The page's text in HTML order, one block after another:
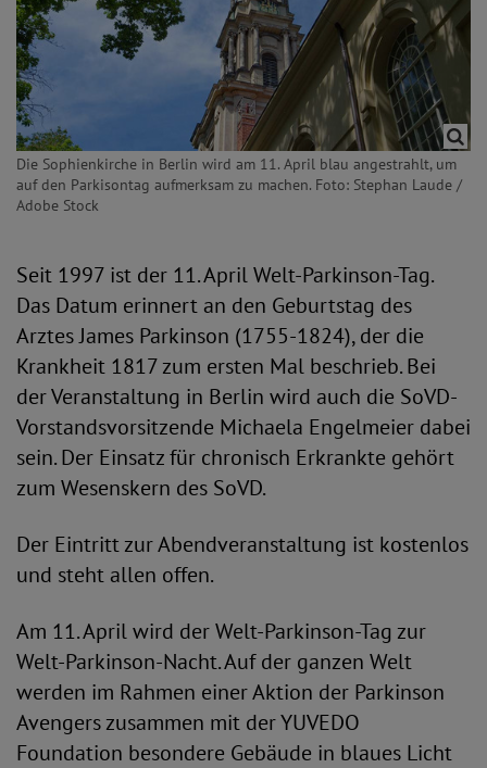
Die Sophienkirche in Berlin wird am 11. April blau angestrahlt, um
auf den Parkisontag aufmerksam zu machen. Foto: Stephan Laude /
Adobe Stock
Seit 1997 ist der 11. April Welt-Parkinson-Tag.
Das Datum erinnert an den Geburtstag des
Arztes James Parkinson (1755-1824), der die
Krankheit 1817 zum ersten Mal beschrieb. Bei
der Veranstaltung in Berlin wird auch die SoVD-
Vorstandsvorsitzende Michaela Engelmeier dabei
sein. Der Einsatz für chronisch Erkrankte gehört
zum Wesenskern des SoVD.
Der Eintritt zur Abendveranstaltung ist kostenlos
und steht allen offen.
Am 11. April wird der Welt-Parkinson-Tag zur
Welt-Parkinson-Nacht. Auf der ganzen Welt
werden im Rahmen einer Aktion der Parkinson
Avengers zusammen mit der YUVEDO
Foundation besondere Gebäude in blaues Licht